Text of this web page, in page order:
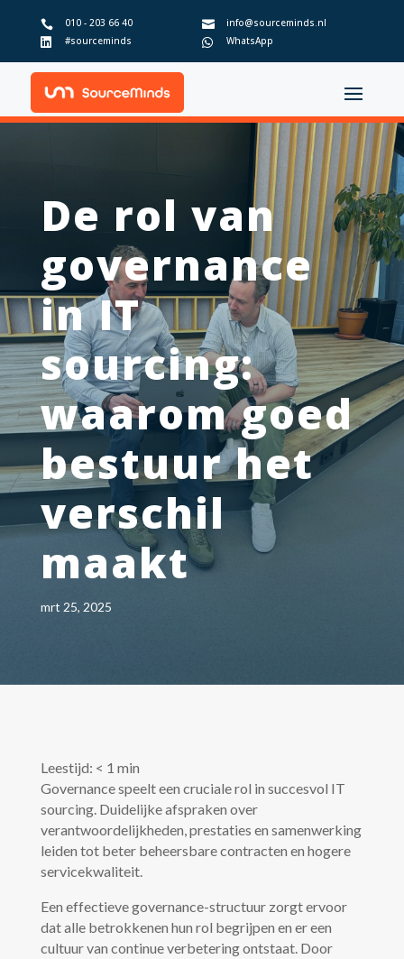

010 - 203 66 40

#sourceminds

info@sourceminds.nl

WhatsApp
De rol van
governance
in IT
sourcing:
waarom goed
bestuur het
verschil
maakt
mrt 25, 2025
Leestijd: < 1 min
Governance speelt een cruciale rol in succesvol IT
sourcing. Duidelijke afspraken over
verantwoordelijkheden, prestaties en samenwerking
leiden tot beter beheersbare contracten en hogere
servicekwaliteit.
Een effectieve governance-structuur zorgt ervoor
dat alle betrokkenen hun rol begrijpen en er een
cultuur van continue verbetering ontstaat. Door